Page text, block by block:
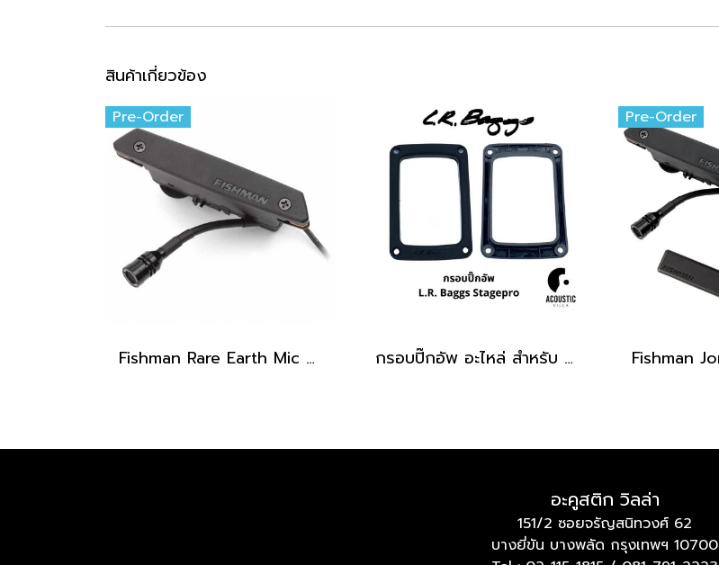
สินค้าเกี่ยวข้อง
Pre-Order
Fishman Rare Earth Mic Blend Active Soundhole Pickup กรอบปิ๊กอัพ อะไหล่ สำหรับ LR Baggs Stagepro Element & Stagepro Anthem
Pre-Order
อะคูสติก วิลล่า
151/2 ซอยจรัญสนิทวงศ์ 62
บางยี่ขัน บางพลัด กรุงเทพฯ 10700